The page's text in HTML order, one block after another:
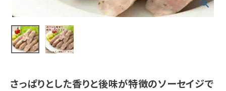
さっぱりとした香りと後味が特徴のソーセイジで